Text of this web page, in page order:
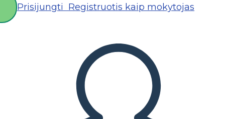
Prisijungti Registruotis kaip mokytojas